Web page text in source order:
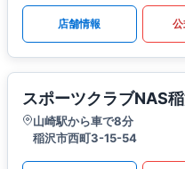
店舗情報 公
スポーツクラブNAS
山崎駅から車で8分
稲沢市西町3-15-54